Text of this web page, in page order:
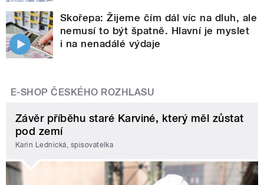
Skořepa: Žijeme čím dál víc na dluh, ale
nemusí to být špatně. Hlavní je myslet
i na nenadálé výdaje
E-SHOP ČESKÉHO ROZHLASU
Závěr příběhu staré Karviné, který měl zůstat
pod zemí
Karin Lednická, spisovatelka